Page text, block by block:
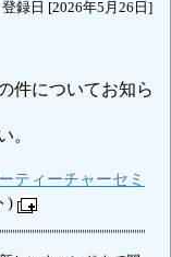
登録日 [2026年5月26日]
件についてお知ら
。
ティーチャーセミ
)